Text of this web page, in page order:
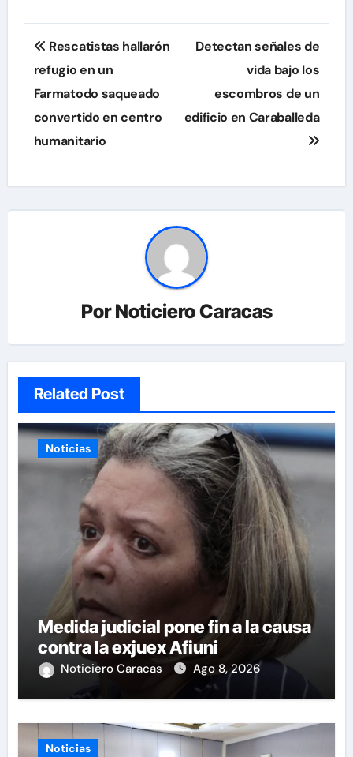
Navegación
de
entradas
Rescatistas hallarón
refugio en un
Farmatodo saqueado
convertido en centro
humanitario
Detectan señales de
vida bajo los
escombros de un
edificio en Caraballeda
PorNoticiero Caracas
Related Post
Noticias
Medida judicial pone fin a la causa
contra la exjuex Afiuni
Noticiero Caracas Ago 8, 2026
Noticias